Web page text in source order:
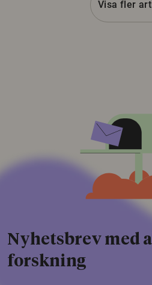
Visa fler
Nyhetsbrev med
forskning